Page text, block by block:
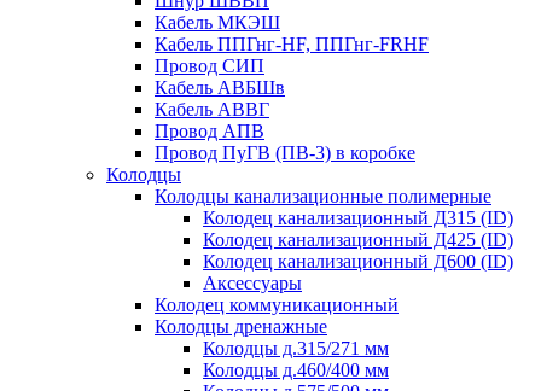
Кабель МКЭШ
Кабель ППГнг-HF, ППГнг-FRHF
Провод СИП
Кабель АВБШв
Кабель АВВГ
Провод АПВ
Провод ПуГВ (ПВ-3) в коробке
Колодцы
Колодцы канализационные полимерные
Колодец канализационный Д315 (ID)
Колодец канализационный Д425 (ID)
Колодец канализационный Д600 (ID)
Аксессуары
Колодец коммуникационный
Колодцы дренажные
Колодцы д.315/271 мм
Колодцы д.460/400 мм